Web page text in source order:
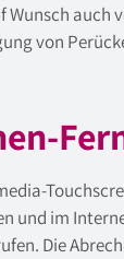
von
und im
Die